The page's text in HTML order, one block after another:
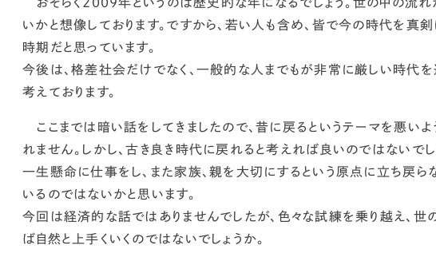
いかと想像しております。ですから、若い人も含め、皆で今の時代を真
時期だと思っています。
今後は、格差社会だけでなく、 一般的な人までもが非常に厳しい時代を
考えております。
ここまでは暗い話をしてきましたので、昔に戻るというテーマを悪い
れません。しかし、古き良き時代に戻れると考えれば良いのではないでし
一生懸命に仕事をし、また家族、親を大切にするという 原点に立ち戻ら
いる のではないかと思います。
今回は経済的な話ではありませんでしたが、 色々な試練を乗り越え、
ば自然と上手くいくのではないでしょうか。